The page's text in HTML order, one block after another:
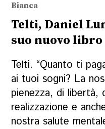
Bianca
Telti, Daniel
suo nuovo libro
Telti. “Quanto ti
ai tuoi sogni? La
pienezza, di libertà,
realizzazione e
nostra salute